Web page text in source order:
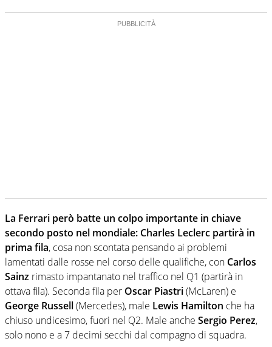
La Ferrari però batte un colpo importante in chiave
secondo posto nel mondiale: Charles Leclerc partirà in
prima fila, cosa non scontata pensando ai problemi
lamentati dalle rosse nel corso delle qualifiche, con Carlos
Sainz rimasto impantanato nel traffico nel Q1 (partirà in
ottava fila). Seconda fila per Oscar Piastri(McLaren) e
George Russell(Mercedes), male Lewis Hamilton che ha
chiuso undicesimo, fuori nel Q2. Male anche Sergio Perez,
solo nono e a 7 decimi secchi dal compagno di squadra.